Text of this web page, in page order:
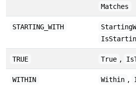
Matches
STARTING_WITH
TRUE True ,
WITHIN Within ,